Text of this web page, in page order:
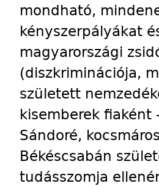
mondható,
kényszerpályákat
magyarországi
(diszkriminációja,
született
kisemberek fiaként
Sándoré,
Békéscsabán
tudásszomja